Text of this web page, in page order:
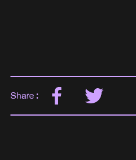
Share :